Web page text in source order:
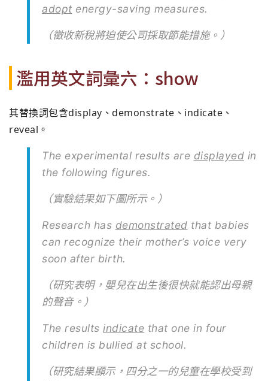
adopt energy-saving measures.
（徵收新稅將迫使公司採取節能措施。）
濫用英文詞彙六：show
其替換詞包含display、demonstrate、indicate、
reveal。
The experimental results are displayed in
the following figures.
（實驗結果如下圖所示。）
Research has demonstrated that babies
can recognize their mother’s voice very
soon after birth.
（研究表明，嬰兒在出生後很快就能認出母親
的聲音。）
The results indicate that one in four
children is bullied at school.
（研究結果顯示，四分之一的兒童在學校受到